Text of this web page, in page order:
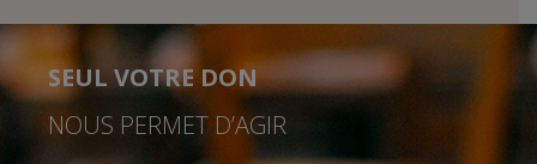
SEUL VOTRE DON
NOUS PERMET D’AGIR